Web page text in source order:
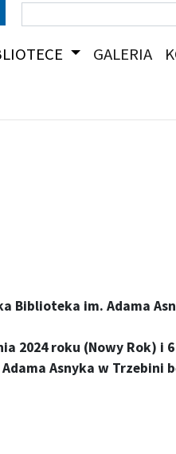
GALERIA
Biblioteka im. Adama
2024 roku (Nowy Rok) i
Asnyka w Trzebini